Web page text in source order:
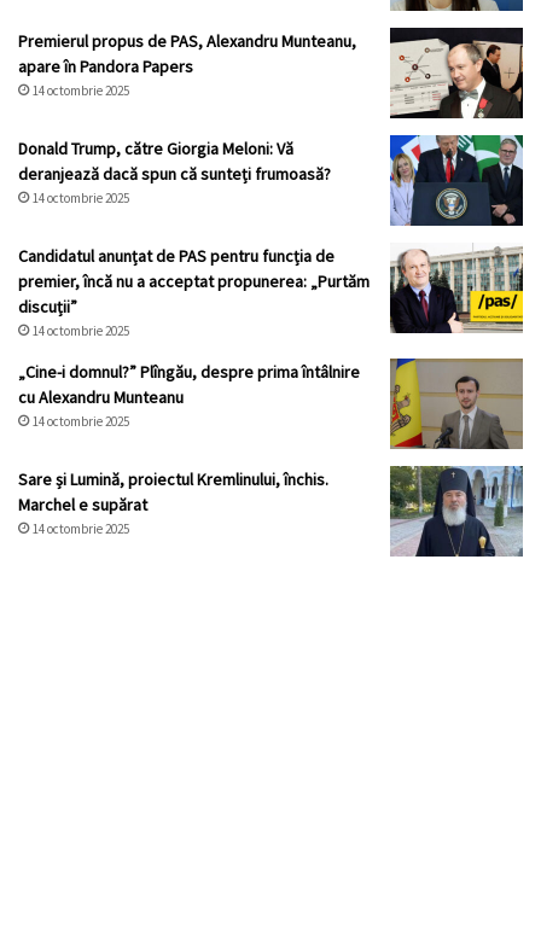
Premierul propus de PAS, Alexandru Munteanu,
apare în Pandora Papers
14 octombrie 2025
Donald Trump, către Giorgia Meloni: Vă
deranjează dacă spun că sunteți frumoasă?
14 octombrie 2025
Candidatul anunțat de PAS pentru funcția de
premier, încă nu a acceptat propunerea: „Purtăm
discuții”
14 octombrie 2025
„Cine-i domnul?” Plîngău, despre prima întâlnire
cu Alexandru Munteanu
14 octombrie 2025
Sare și Lumină, proiectul Kremlinului, închis.
Marchel e supărat
14 octombrie 2025